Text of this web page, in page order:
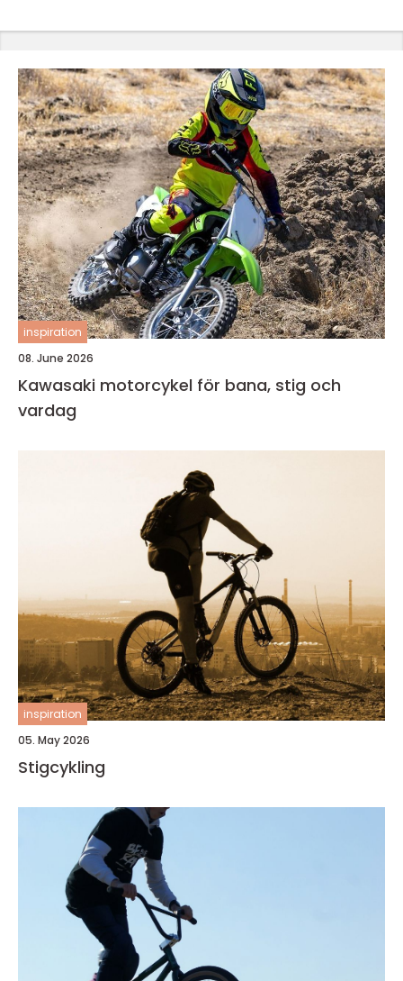
inspiration
08. June 2026
Kawasaki motorcykel för bana, stig och
vardag
inspiration
05. May 2026
Stigcykling